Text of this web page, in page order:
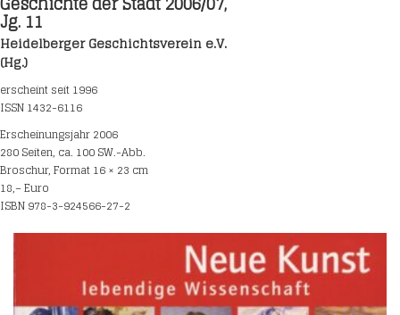
Jg. 11
Heidelberger Geschichtsverein e.V.
(Hg.)
erscheint seit 1996
ISSN 1432-6116
Erscheinungsjahr 2006
280 Seiten, ca. 100 SW.-Abb.
Broschur, Format 16 × 23 cm
18,– Euro
ISBN 978-3-924566-27-2